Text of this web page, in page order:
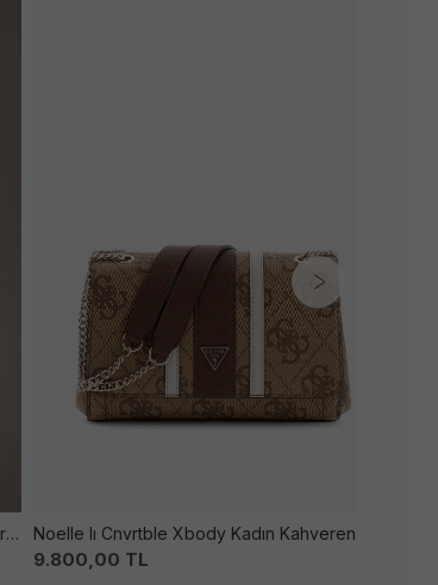
Emblem Trıo Pebble Shoulder Kadın Kahverengi̇ Çanta
9.800,00 TL